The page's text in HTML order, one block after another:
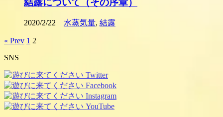
結露について（その序章）
2020/2/22 水蒸気量, 結露
« Prev 1 2
SNS